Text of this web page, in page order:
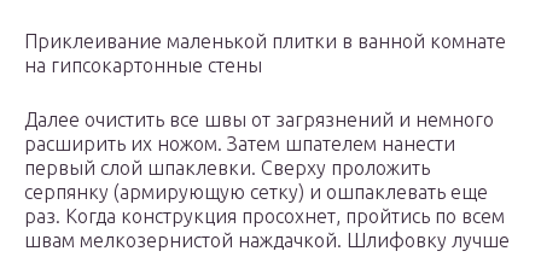
Приклеивание маленькой плитки в ванной комнате
на гипсокартонные стены
Далее очистить все швы от загрязнений и немного
расширить их ножом. Затем шпателем нанести
первый слой шпаклевки. Сверху проложить
серпянку (армирующую сетку) и ошпаклевать еще
раз. Когда конструкция просохнет, пройтись по всем
швам мелкозернистой наждачкой. Шлифовку лучше